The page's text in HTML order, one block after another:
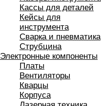
Кассы для деталей
Кейсы для
инструмента
Сварка и пневматика
Струбцина
Электронные компоненты
Платы
Вентиляторы
Кварцы
Корпуса